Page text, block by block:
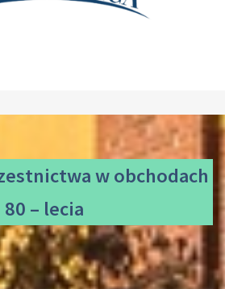
w obchodach
80 – lecia